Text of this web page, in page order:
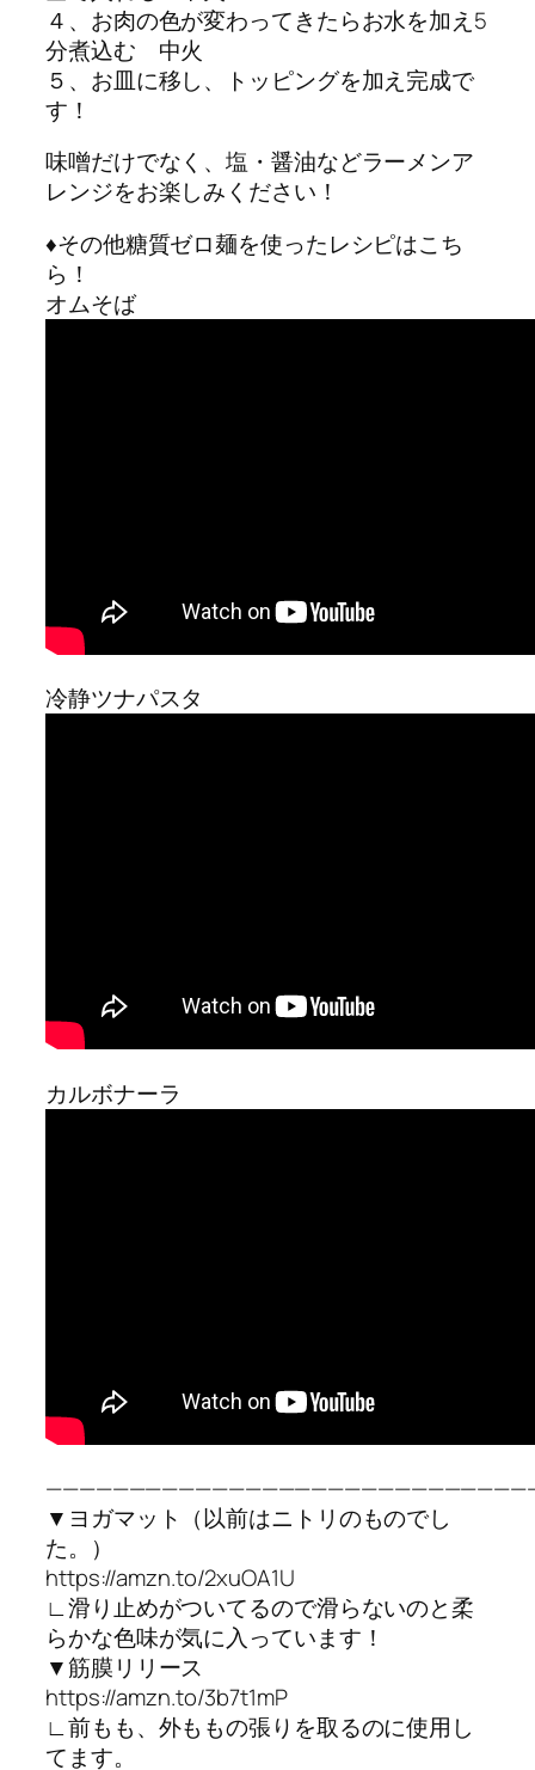
４、お肉の色が変わってきたらお水を加え5
分煮込む 中火
５、お皿に移し、トッピングを加え完成で
す！
味噌だけでなく、塩・醤油などラーメンア
レンジをお楽しみください！
♦︎その他糖質ゼロ麺を使ったレシピはこち
ら！
オムそば
冷静ツナパスタ
カルボナーラ
▼ヨガマット（以前はニトリのものでし
た。）
https://amzn.to/2xuOA1U
∟滑り止めがついてるので滑らないのと柔
らかな色味が気に入っています！
▼筋膜リリース
https://amzn.to/3b7t1mP
∟前もも、外ももの張りを取るのに使用し
てます。